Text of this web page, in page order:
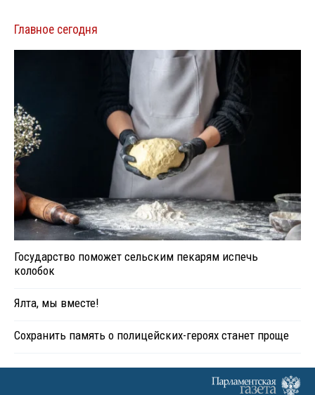
Главное сегодня
Государство поможет сельским пекарям испечь
колобок
Ялта, мы вместе!
Сохранить память о полицейских-героях станет проще